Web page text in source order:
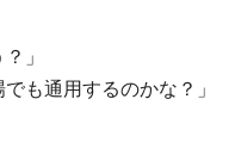
」
も通用するのかな？」